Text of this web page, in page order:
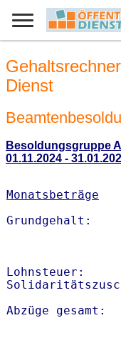
Dienst
Besoldungsgruppe
01.11.2024 -
Monatsbeträge
Lohnsteuer:
Abzüge